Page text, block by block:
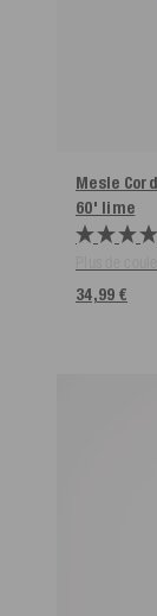
Mesle
60' lime
34,99 €